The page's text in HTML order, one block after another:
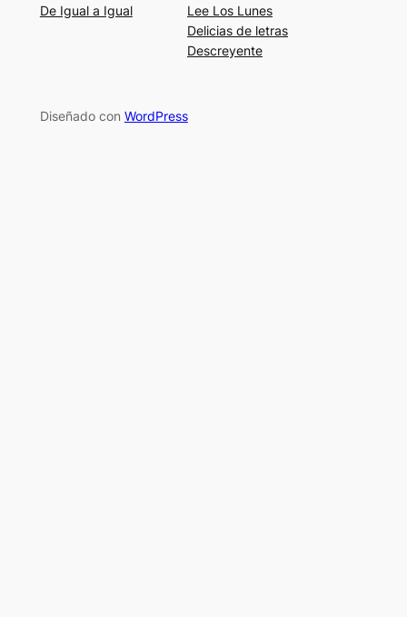
De Igual a Igual
Lee Los Lunes
Delicias de letras
Descreyente
Diseñado con WordPress